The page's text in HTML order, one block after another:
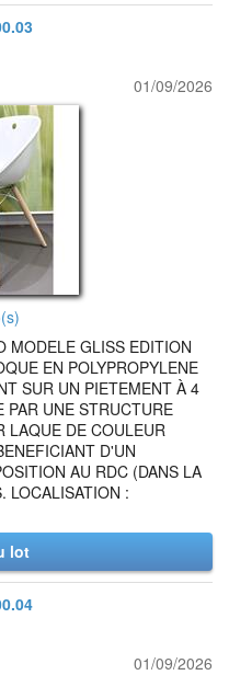
01/09/2026
MODELE GLISS EDITION
EN POLYPROPYLENE
SUR UN PIETEMENT À 4
PAR UNE STRUCTURE
LAQUE DE COULEUR
D'UN
AU RDC (DANS LA
LOCALISATION :
lot
01/09/2026